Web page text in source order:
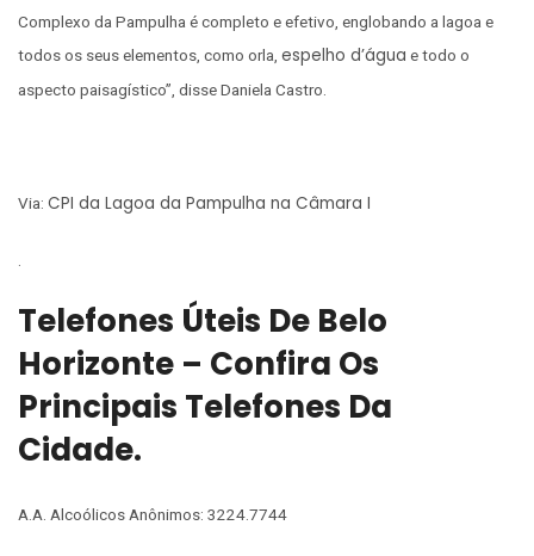
Complexo da Pampulha é completo e efetivo, englobando a lagoa e
todos os seus elementos, como orla, espelho d’água e todo o
aspecto paisagístico”, disse Daniela Castro.
Via: CPI da Lagoa da Pampulha na Câmara I
Telefones Úteis De Belo
Horizonte – Confira Os
Principais Telefones Da
Cidade.
A.A. Alcoólicos Anônimos: 3224.7744